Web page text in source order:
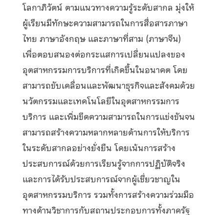
โลกาภิวัตน์ ตามแนวทางความรู้ระดับสากล มุ่งให้
ผู้เรียนมีทักษะความสามารถในการสื่อสารภาษา
ไทย ภาษาอังกฤษ และภาษาที่สาม (ภาษาจีน)
เพื่อตอบสนองต่อกระแสการเปลี่ยนแปลงของ
อุตสาหกรรมการบริการที่เกิดขึ้นในอนาคต โดย
สามารถขับเคลื่อนและพัฒนาธุรกิจและสังคมด้วย
นวัตกรรมและเทคโนโลยีในอุตสาหกรรมการ
บริการ และเพิ่มขีดความสามารถในการแข่งขันจน
สามารถสร้างความหลากหลายด้านการให้บริการ
ในระดับสากลอย่างยั่งยืน โดยเน้นการสร้าง
ประสบการณ์ด้วยการเรียนรู้จากการปฏิบัติจริง
และการได้รับประสบการณ์จากผู้เชี่ยวชาญใน
อุตสาหกรรมบริการ รวมทั้งการสร้างความร่วมมือ
ทางด้านวิชาการกับสถานประกอบการทั้งภาครัฐ